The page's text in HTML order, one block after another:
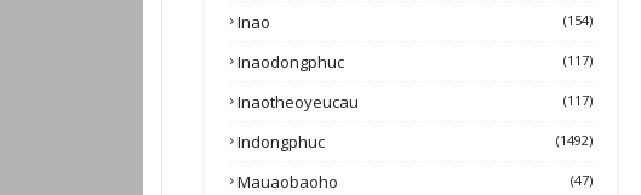
Inao (154)
Inaodongphuc (117)
Inaotheoyeucau (117)
Indongphuc (1492)
Mauaobaoho (47)